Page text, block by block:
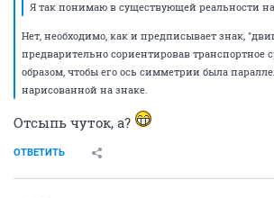
Я так понимаю в существующей реальности
Нет, необходимо, как и предписывает знак,
предварительно сориентировав транспортное
образом, чтобы его ось симметрии была
нарисованной на знаке.
Отсыпь чуток, а?
ОТВЕТИТЬ